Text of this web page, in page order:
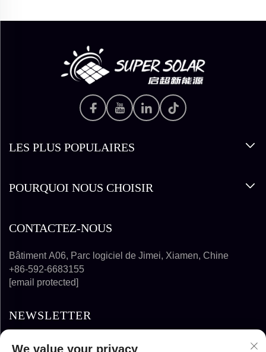
LES PLUS POPULAIRES
POURQUOI NOUS CHOISIR
CONTACTEZ-NOUS
Bâtiment A06, Parc logiciel de Jimei, Xiamen, Chine
+86-592-6683155
[email protected]
NEWSLETTER
We value your privacy